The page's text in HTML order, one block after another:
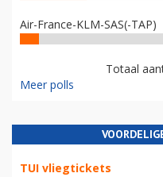
Air-France-KLM-SAS(-TAP)
Totaal
Meer polls
TUI vliegtickets